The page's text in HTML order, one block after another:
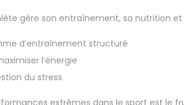
gère son entraînement, sa nutrition
d’entraînement structuré
l’énergie
du stress
extrêmes dans le sport est le